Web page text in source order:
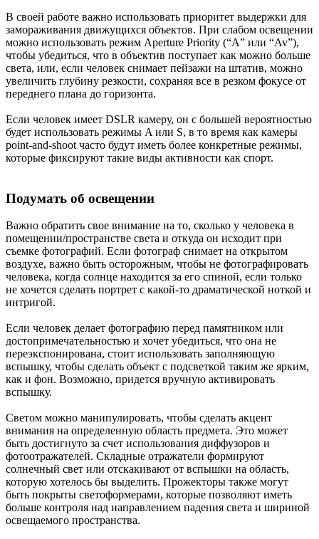
В своей работе важно использовать приоритет выдержки для
замораживания движущихся объектов. При слабом освещении
можно использовать режим Aperture Priority (“A” или “Av”),
чтобы убедиться, что в объектив поступает как можно больше
света, или, если человек снимает пейзажи на штатив, можно
увеличить глубину резкости, сохраняя все в резком фокусе от
переднего плана до горизонта.
Если человек имеет DSLR камеру, он с большей вероятностью
будет использовать режимы A или S, в то время как камеры
point-and-shoot часто будут иметь более конкретные режимы,
которые фиксируют такие виды активности как спорт.
Подумать об освещении
Важно обратить свое внимание на то, сколько у человека в
помещении/пространстве света и откуда он исходит при
съемке фотографий. Если фотограф снимает на открытом
воздухе, важно быть осторожным, чтобы не фотографировать
человека, когда солнце находится за его спиной, если только
не хочется сделать портрет с какой-то драматической ноткой и
интригой.
Если человек делает фотографию перед памятником или
достопримечательностью и хочет убедиться, что она не
переэкспонирована, стоит использовать заполняющую
вспышку, чтобы сделать объект с подсветкой таким же ярким,
как и фон. Возможно, придется вручную активировать
вспышку.
Светом можно манипулировать, чтобы сделать акцент
внимания на определенную область предмета. Это может
быть достигнуто за счет использования диффузоров и
фотоотражателей. Складные отражатели формируют
солнечный свет или отскакивают от вспышки на область,
которую хотелось бы выделить. Прожекторы также могут
быть покрыты светоформерами, которые позволяют иметь
больше контроля над направлением падения света и шириной
освещаемого пространства.